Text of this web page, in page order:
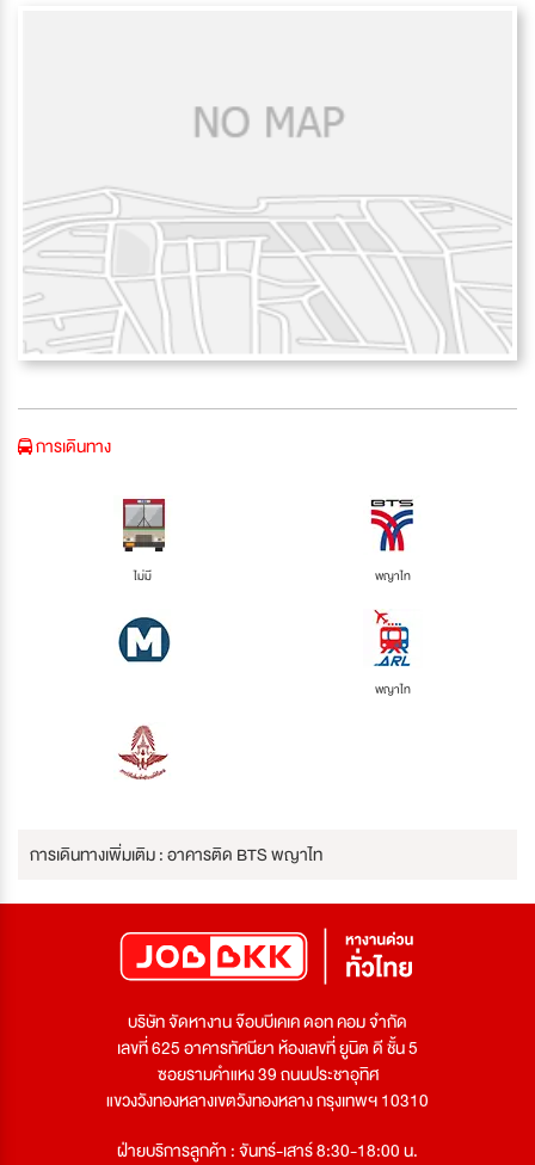
การเดินทาง
ไม่มี พญาไท
พญาไท
การเดินทางเพิ่มเติม : อาคารติด BTS พญาไท
บริษัท จัดหางาน จ๊อบบีเคเค ดอท คอม จำกัด
เลขที่ 625 อาคารทัศนียา ห้องเลขที่ ยูนิต ดี ชั้น 5
ซอยรามคำแหง 39 ถนนประชาอุทิศ
แขวงวังทองหลางเขตวังทองหลาง กรุงเทพฯ 10310
ฝ่ายบริการลูกค้า : จันทร์-เสาร์ 8:30-18:00 น.